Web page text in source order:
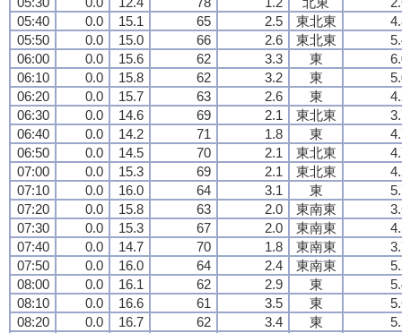
05:40
0.0 15.1 65 2.5 東北東
05:50
0.0 15.0 66 2.6 東北東
06:00
0.0 15.6 62 3.3 東
06:10
0.0 15.8 62 3.2 東
06:20
0.0 15.7 63 2.6 東
06:30
0.0 14.6 69 2.1 東北東
06:40
0.0 14.2 71 1.8 東
06:50
0.0 14.5 70 2.1 東北東
07:00
0.0 15.3 69 2.1 東北東
07:10
0.0 16.0 64 3.1 東
07:20
0.0 15.8 63 2.0 東南東
07:30
0.0 15.3 67 2.0 東南東
07:40
0.0 14.7 70 1.8 東南東
07:50
0.0 16.0 64 2.4 東南東
08:00
0.0 16.1 62 2.9 東
08:10
0.0 16.6 61 3.5 東
08:20
0.0 16.7 62 3.4 東